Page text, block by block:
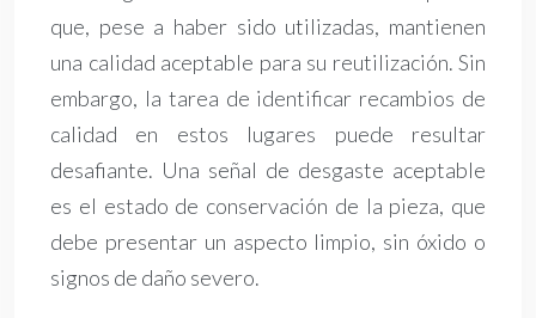
que, pese a haber sido utilizadas, mantienen
una calidad aceptable para su reutilización. Sin
embargo, la tarea de identificar recambios de
calidad en estos lugares puede resultar
desafiante. Una señal de desgaste aceptable
es el estado de conservación de la pieza, que
debe presentar un aspecto limpio, sin óxido o
signos de daño severo.